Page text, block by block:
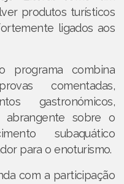
produtos turísticos
ligados aos
combina
comentadas,
gastronómicos,
abrangente sobre o
subaquático
para o enoturismo.
com a participação